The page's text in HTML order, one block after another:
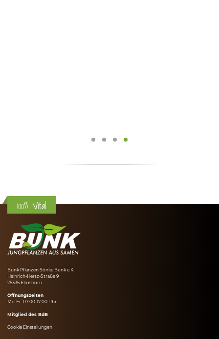
100% Vital
Bunk Pflanzen Sönke Bunk e.K.
Heinrich-Hertz-Straße 9
25336 Elmshorn
Öffnungszeiten
Mo-Fr: 07.00-17:00 Uhr
Mitglied des BdB
Cookie Einstellungen